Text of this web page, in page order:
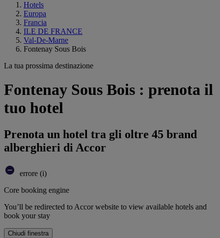
Hotels
Europa
Francia
ILE DE FRANCE
Val-De-Marne
Fontenay Sous Bois
La tua prossima destinazione
Fontenay Sous Bois : prenota il
tuo hotel
Prenota un hotel tra gli oltre 45 brand
alberghieri di Accor
errore (i)
Core booking engine
You’ll be redirected to Accor website to view available hotels and
book your stay
Chiudi finestra